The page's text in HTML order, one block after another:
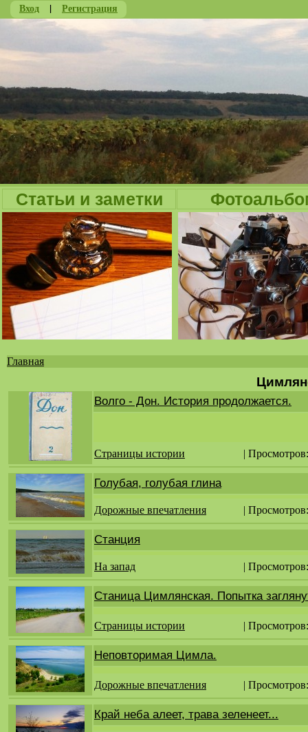
Вход | Регистрация
Статьи и заметки
здесь
Главная
Волго - Дон. История продолжается.
Страницы истории |
Голубая, голубая глина
Дорожные впечатления |
Станция
На запад |
Станица Цимлянская. Попытка
Страницы истории |
Неповторимая Цимла.
Дорожные впечатления |
Край неба алеет, трава зеленеет...